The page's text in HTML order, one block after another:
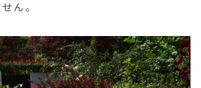
ん。